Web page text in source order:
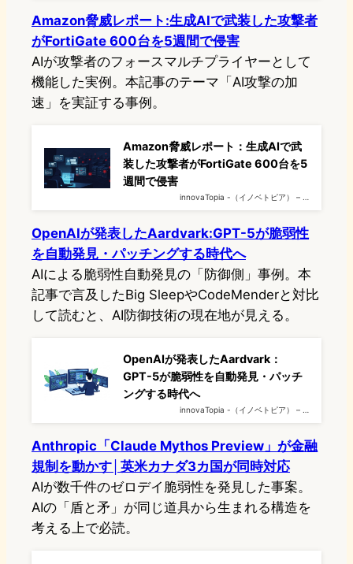
Amazon脅威レポート:生成AIで武装した攻撃者
がFortiGate 600台を5週間で侵害
AIが攻撃者のフォースマルチプライヤーとして
機能した実例。本記事のテーマ「AI攻撃の加
速」を実証する事例。
Amazon脅威レポート：生成AIで武
装した攻撃者がFortiGate 600台を5
週間で侵害
innovaTopia -（イノベトピア） – …
OpenAIが発表したAardvark:GPT-5が脆弱性
を自動発見・パッチングする時代へ
AIによる脆弱性自動発見の「防御側」事例。本
記事で言及したBig SleepやCodeMenderと対比
して読むと、AI防御技術の現在地が見える。
OpenAIが発表したAardvark：
GPT-5が脆弱性を自動発見・パッチ
ングする時代へ
innovaTopia -（イノベトピア） – …
Anthropic「Claude Mythos Preview」が金融
規制を動かす│英米カナダ3カ国が同時対応
AIが数千件のゼロデイ脆弱性を発見した事案。
AIの「盾と矛」が同じ道具から生まれる構造を
考える上で必読。